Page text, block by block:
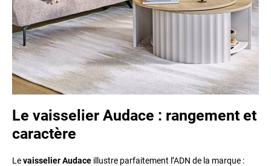
Le vaisselier Audace : rangement et
caractère
Levaisselier Audace illustre parfaitement l’ADN de la marque :